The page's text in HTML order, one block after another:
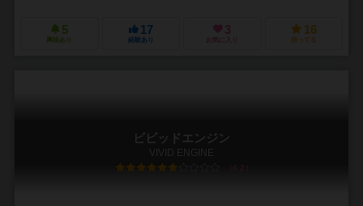
5
興味あり
17
経験あり
3
お気に入り
16
持ってる
ビビッドエンジン
VIVID ENGINE
6.2